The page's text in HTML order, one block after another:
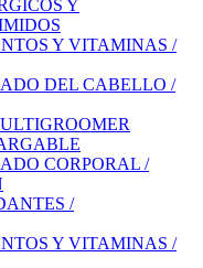
Y
Y VITAMINAS /
DEL CABELLO /
CORPORAL /
/
Y VITAMINAS /